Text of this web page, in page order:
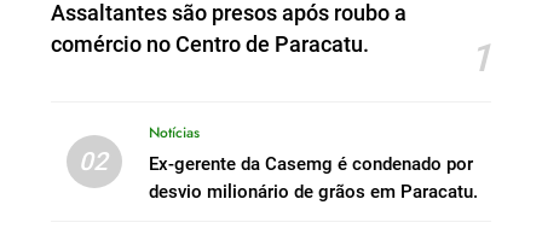
Assaltantes são presos após roubo a
comércio no Centro de Paracatu.
1
02
Notícias
Ex-gerente da Casemg é condenado por
desvio milionário de grãos em Paracatu.